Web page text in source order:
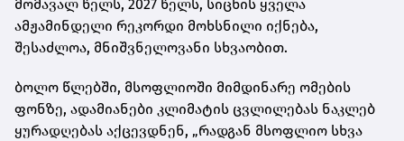
მომავალ წელს, 2027 წელს, სიცხის ყველა
ამჟამინდელი რეკორდი მოხსნილი იქნება,
შესაძლოა, მნიშვნელოვანი სხვაობით.
ბოლო წლებში, მსოფლიოში მიმდინარე ომების
ფონზე, ადამიანები კლიმატის ცვლილებას ნაკლებ
ყურადღებას აქცევდნენ, „რადგან მსოფლიო სხვა